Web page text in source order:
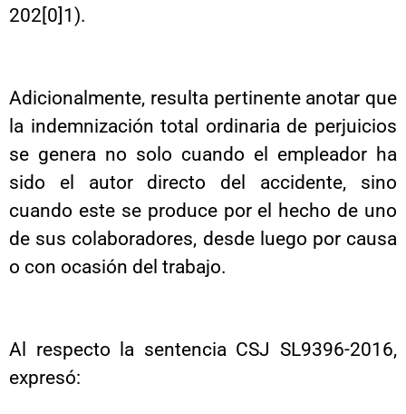
202[0]1).
Adicionalmente, resulta pertinente anotar que
la indemnización total ordinaria de perjuicios
se genera no solo cuando el empleador ha
sido el autor directo del accidente, sino
cuando este se produce por el hecho de uno
de sus colaboradores, desde luego por causa
o con ocasión del trabajo.
Al respecto la sentencia CSJ SL9396-2016,
expresó: